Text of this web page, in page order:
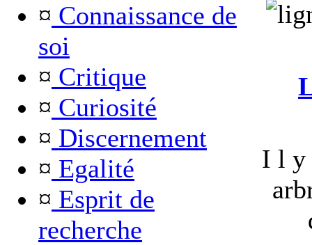
¤ Connaissance de
soi
¤ Critique
¤ Curiosité
¤ Discernement
¤ Egalité
¤ Esprit de
recherche
I l y